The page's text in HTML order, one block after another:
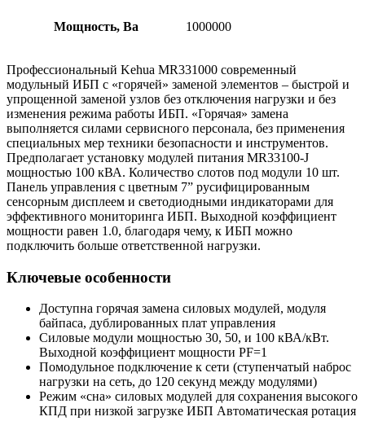
Мощность, Ва 1000000
Профессиональный Kehua MR331000 современный
модульный ИБП с «горячей» заменой элементов – быстрой и
упрощенной заменой узлов без отключения нагрузки и без
изменения режима работы ИБП. «Горячая» замена
выполняется силами сервисного персонала, без применения
специальных мер техники безопасности и инструментов.
Предполагает установку модулей питания MR33100-J
мощностью 100 кВА. Количество слотов под модули 10 шт.
Панель управления с цветным 7” русифицированным
сенсорным дисплеем и светодиодными индикаторами для
эффективного мониторинга ИБП. Выходной коэффициент
мощности равен 1.0, благодаря чему, к ИБП можно
подключить больше ответственной нагрузки.
Ключевые особенности
Доступна горячая замена cиловых модулей, модуля
байпаса, дублированных плат управления
Силовые модули мощностью 30, 50, и 100 кВА/кВт.
Выходной коэффициент мощности PF=1
Помодульное подключение к сети (ступенчатый наброс
нагрузки на сеть, до 120 секунд между модулями)
Режим «сна» силовых модулей для сохранения высокого
КПД при низкой загрузке ИБП Автоматическая ротация